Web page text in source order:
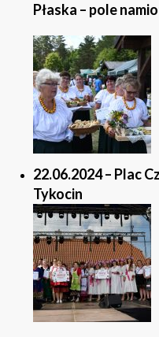
Płaska – pole
22.06.2024– Plac
Tykocin